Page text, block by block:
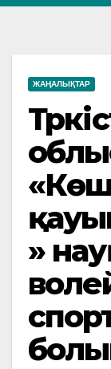
ЖАҢАЛЫҚТАР
»